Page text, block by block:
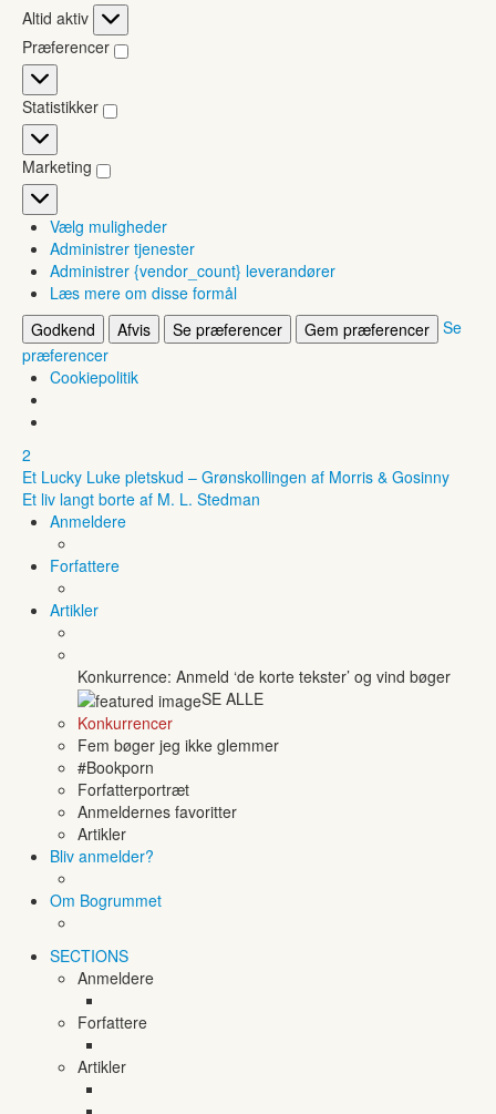
Funktionsdygtig
Altid aktiv
Præferencer
Præferencer
Statistikker
Statistikker
Marketing
Marketing
Vælg muligheder
Administrer tjenester
Administrer {vendor_count} leverandører
Læs mere om disse formål
Godkend
Afvis Se præferencer Gem præferencer Se
præferencer
Cookiepolitik
2
Et Lucky Luke pletskud – Grønskollingen af Morris & Gosinny
Et liv langt borte af M. L. Stedman
Anmeldere
Forfattere
Artikler
Konkurrence: Anmeld ‘de korte tekster’ og vind bøger
SE ALLE
Konkurrencer
Fem bøger jeg ikke glemmer
#Bookporn
Forfatterportræt
Anmeldernes favoritter
Artikler
Bliv anmelder?
Om Bogrummet
SECTIONS
Anmeldere
Forfattere
Artikler